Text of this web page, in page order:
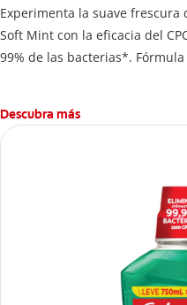
Experimenta la suave frescura
Soft Mint con la eficacia del
99% de las bacterias*.
Descubra más